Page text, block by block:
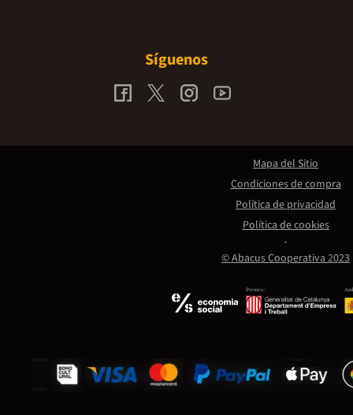
Síguenos
Promou:
© Abacus Cooperativa 2023
Mapa del Sitio
Condiciones de compra
Política de privacidad
Política de cookies